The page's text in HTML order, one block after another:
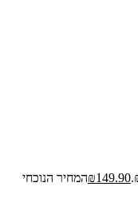
₪149.90
המחיר הנוכחי